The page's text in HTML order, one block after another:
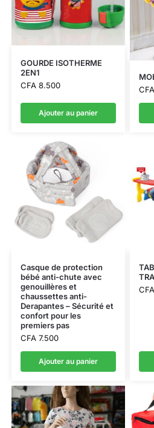
GOURDE ISOTHERME
2EN1
CFA8.500
Ajouter au panier
CFA
Casque de protection
bébé anti-chute avec
genouillères et
chaussettes anti-
Derapantes – Sécurité et
confort pour les
premiers pas
CFA7.500
Ajouter au panier
CFA